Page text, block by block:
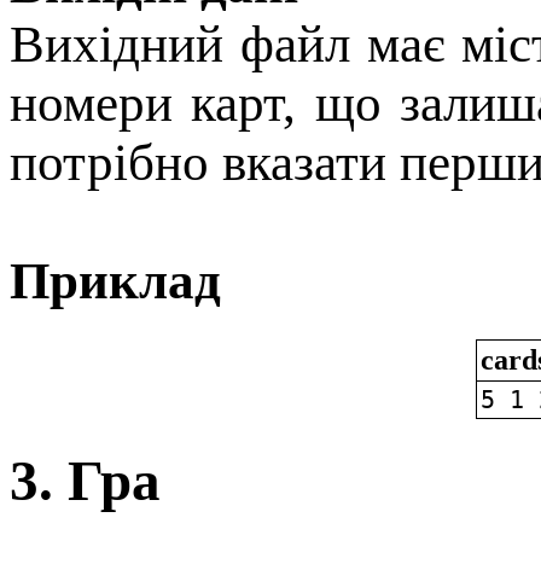
Вихідний файл має
номери карт, що
потрібно вказати
Приклад
5 1
3. Гра